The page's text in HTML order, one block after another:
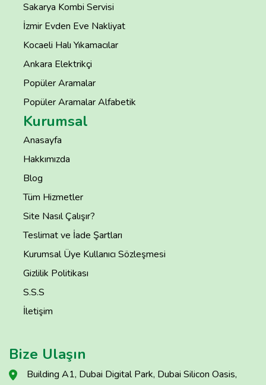
Sakarya Kombi Servisi
İzmir Evden Eve Nakliyat
Kocaeli Halı Yıkamacılar
Ankara Elektrikçi
Popüler Aramalar
Popüler Aramalar Alfabetik
Kurumsal
Anasayfa
Hakkımızda
Blog
Tüm Hizmetler
Site Nasıl Çalışır?
Teslimat ve İade Şartları
Kurumsal Üye Kullanıcı Sözleşmesi
Gizlilik Politikası
S.S.S
İletişim
Bize Ulaşın
Building A1, Dubai Digital Park, Dubai Silicon Oasis,